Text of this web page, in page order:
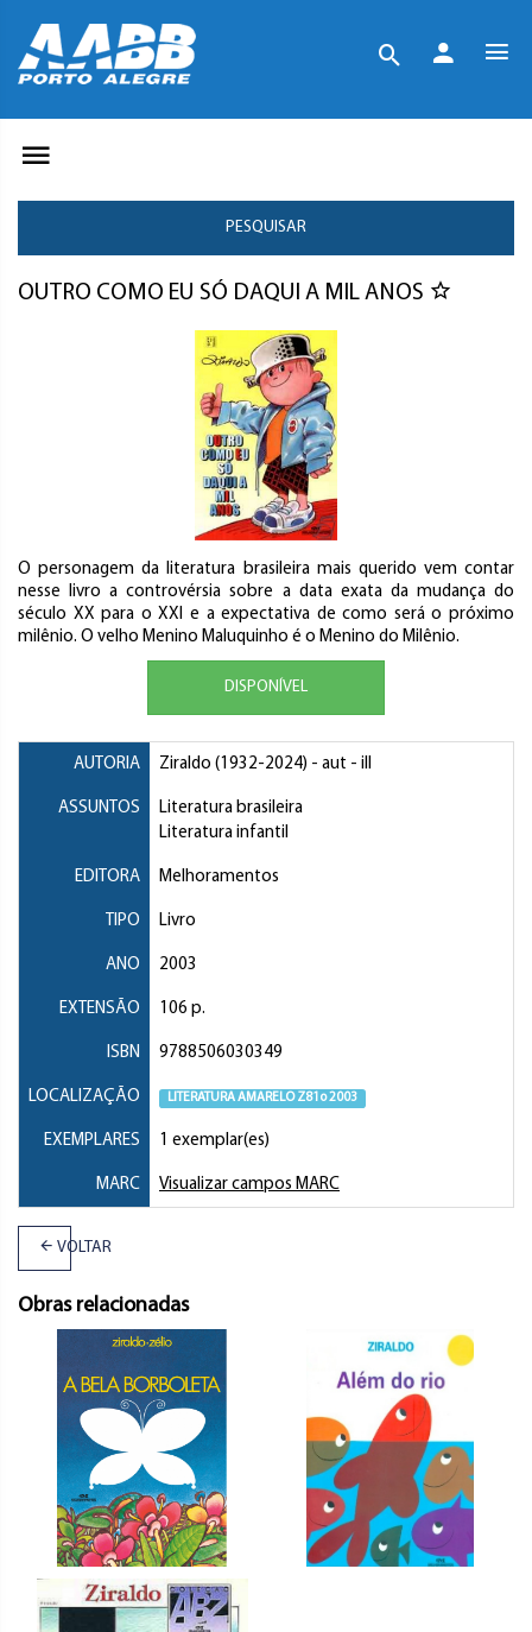
PESQUISAR
OUTRO COMO EU SÓ DAQUI A MIL ANOS
O personagem da literatura brasileira mais querido vem contar
nesse livro a controvérsia sobre a data exata da mudança do
século XX para o XXI e a expectativa de como será o próximo
milênio. O velho Menino Maluquinho é o Menino do Milênio.
DISPONÍVEL
AUTORIA Ziraldo (1932-2024) - aut - ill
ASSUNTOS
Literatura brasileira
Literatura infantil
EDITORA Melhoramentos
TIPO Livro
ANO 2003
EXTENSÃO 106 p.
ISBN 9788506030349
LOCALIZAÇÃO LITERATURA AMARELO Z81o 2003
EXEMPLARES 1 exemplar(es)
MARC Visualizar campos MARC
VOLTAR
Obras relacionadas